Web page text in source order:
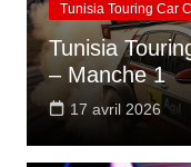
Tunisia Touring Car
Tunisia
– Manche 1
17 avril 2026